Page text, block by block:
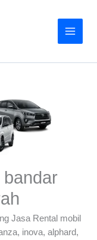
Jasa Rental mobil
inova, alphard,